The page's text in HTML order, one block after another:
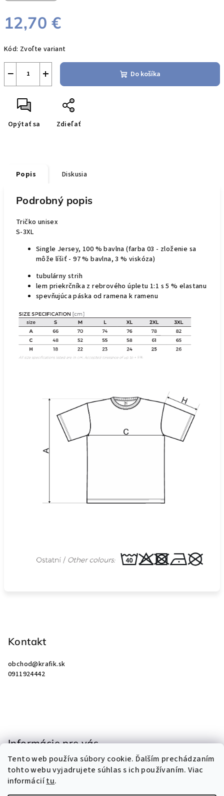
Tento web používa súbory cookie. Ďalším prechádzaním
tohto webu vyjadrujete súhlas s ich používaním. Viac
informáciítu.
12,70 €
cena:
Kód: Zvoľte variant
+
− Do košíka
Opýtať sa Zdieľať
Popis Diskusia
Podrobný popis
Tričko unisex
S-3XL
Single Jersey, 100 % bavlna (farba 03 - zloženie sa
môže líšiť - 97 % bavlna, 3 % viskóza)
tubulárny strih
lem priekrčníka z rebrového úpletu 1:1 s 5 % elastanu
spevňujúca páska od ramena k ramenu
Kontakt
obchod@krafik.sk
0911924442
Informácie pre vás
Obchodné podmienky
Podmienky ochrany osobných údajov